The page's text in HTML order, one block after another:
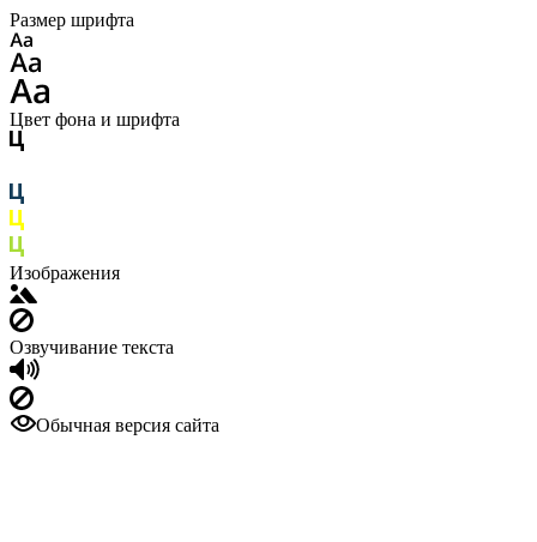
Размер шрифта
Цвет фона и шрифта
Изображения
Озвучивание текста
Обычная версия сайта